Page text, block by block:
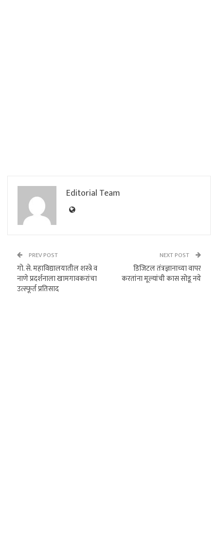
Editorial Team
PREV POST
गो. से. महाविद्यालयातील शस्त्रे व
नाणे प्रदर्शनाला खामगावकरांचा
उत्स्फूर्त प्रतिसाद
NEXT POST
डिजिटल तंत्रज्ञानाच्या वापर
करतांना मूल्यांची कास सोडू नये